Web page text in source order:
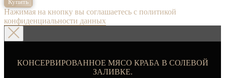
Купить
Нажимая на кнопку вы соглашаетесь с политикой
конфиденциальности данных
КОНСЕРВИРОВАННОЕ МЯСО КРАБА В СОЛЕВОЙ
ЗАЛИВКЕ.